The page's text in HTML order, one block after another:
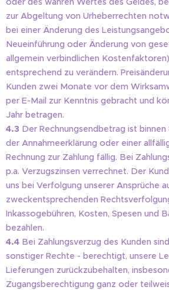
zur Abgeltung von Urheberrechten
bei einer Änderung des
Neueinführung oder Änderung von
allgemein verbindlichen
entsprechend zu verändern.
Kunden zwei Monate vor dem
per E-Mail zur Kenntnis gebracht und
Jahr betragen.
4.3 Der Rechnungsendbetrag ist binnen
der Annahmeerklärung oder einer
Rechnung zur Zahlung fällig. Bei
p.a. Verzugszinsen verrechnet. Der
uns bei Verfolgung unserer Ansprüche
zweckentsprechenden
Inkassogebühren, Kosten, Spesen und
bezahlen.
4.4 Bei Zahlungsverzug des Kunden
sonstiger Rechte - berechtigt, unsere
Lieferungen zurückzubehalten,
Zugangsberechtigung ganz oder